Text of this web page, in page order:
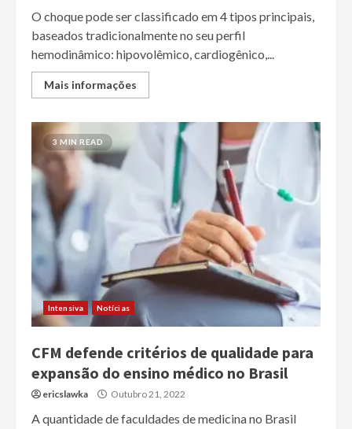
O choque pode ser classificado em 4 tipos principais,
baseados tradicionalmente no seu perfil
hemodinâmico: hipovolêmico, cardiogênico,...
Mais informações
3 MIN READ
Intensiva Notícias
CFM defende critérios de qualidade para
expansão do ensino médico no Brasil
ericslawka Outubro 21, 2022
A quantidade de faculdades de medicina no Brasil